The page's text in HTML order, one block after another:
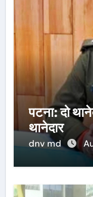
पटना: दो
थानेदार
dnv md